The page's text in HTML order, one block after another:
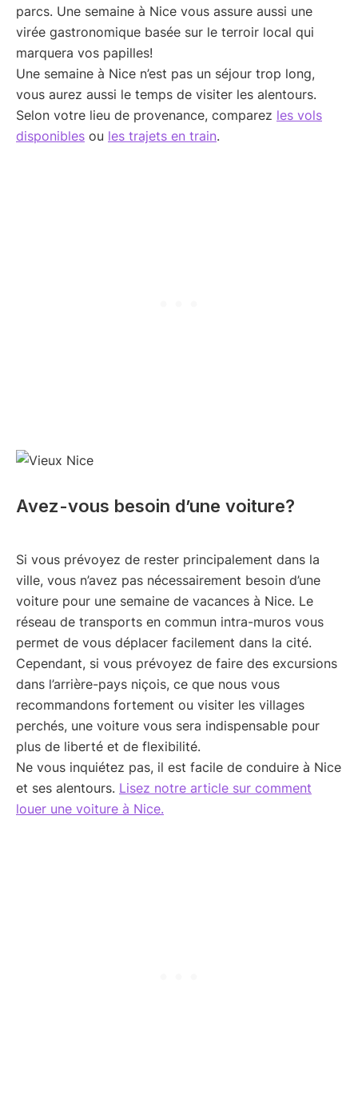
parcs. Une semaine à Nice vous assure aussi une
virée gastronomique basée sur le terroir local qui
marquera vos papilles!
Une semaine à Nice n’est pas un séjour trop long,
vous aurez aussi le temps de visiter les alentours.
Selon votre lieu de provenance, comparez les vols
disponibles ou les trajets en train.
Avez-vous besoin d’une voiture?
Si vous prévoyez de rester principalement dans la
ville, vous n’avez pas nécessairement besoin d’une
voiture pour une semaine de vacances à Nice. Le
réseau de transports en commun intra-muros vous
permet de vous déplacer facilement dans la cité.
Cependant, si vous prévoyez de faire des excursions
dans l’arrière-pays niçois, ce que nous vous
recommandons fortement ou visiter les villages
perchés, une voiture vous sera indispensable pour
plus de liberté et de flexibilité.
Ne vous inquiétez pas, il est facile de conduire à Nice
et ses alentours. Lisez notre article sur comment
louer une voiture à Nice.